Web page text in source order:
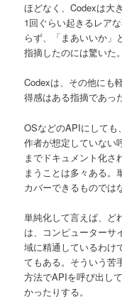
ほどなく、Codexは大
1回ぐらい起きるレア
らず、「まあいいか」
指摘したのには驚いた。
Codexは、その他にも
得感はある指摘であった
OSなどのAPIにしても
作者が想定していない
までドキュメント化さ
まうことは多々ある。
カバーできるものでは
単純化して言えば、ど
は、コンピューターサ
域に精通しているわけ
てもある。そういう苦
方法でAPIを呼び出し
かったりする。